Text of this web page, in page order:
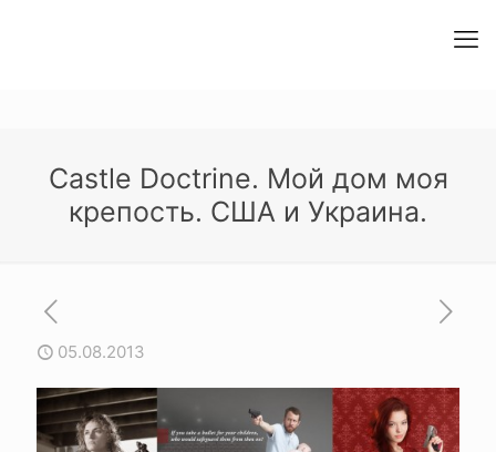
Castle Doctrine. Мой дом моя
крепость. США и Украина.
05.08.2013